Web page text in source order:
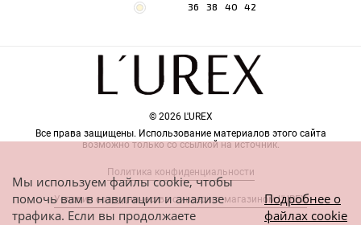
36 38 40 42
© 2026 L'UREX
Все права защищены. Использование материалов этого сайта
возможно только со ссылкой на источник.
Политика конфиденциальности
Условия сотрудничества с интернет-магазином L'UREX
Мы используем файлы cookie, чтобы
помочь вам в навигации и анализе
трафика. Если вы продолжаете
Подробнее о
файлах cookie